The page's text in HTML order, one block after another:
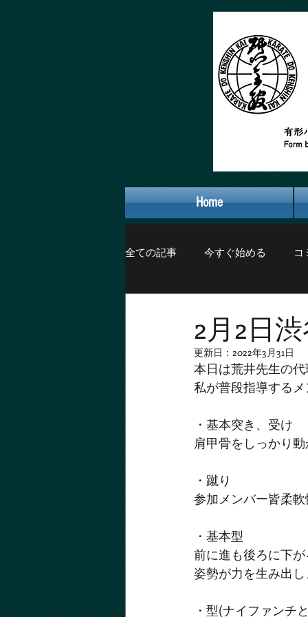
Home
全ての記事 今すぐ始める コ
2月2日
更新日： 2022年3月31日
本日は荒井先生の
私が普段指導する
・基本突き、受け
肩甲骨をしっかり
・蹴り
参加メンバー皆柔
・基本型
前に進も後ろに下
姿勢が力を生み出
・型(ナイファンチ